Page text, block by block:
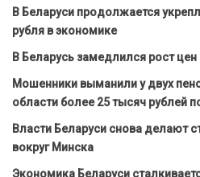
В Беларуси продолжается
рубля в экономике
В Беларусь замедлился рост цен
Мошенники выманили у двух
области более 25 тысяч рублей
Власти Беларуси снова делают
вокруг Минска
Экономика Беларуси